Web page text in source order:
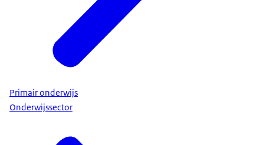
Primair onderwijs
Onderwijssector